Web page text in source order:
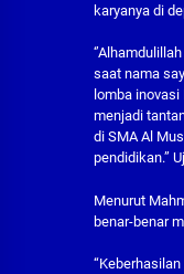
karyanya di
saat nama
lomba
menjadi
di SMA Al
pendidikan.”
Menurut
benar-benar